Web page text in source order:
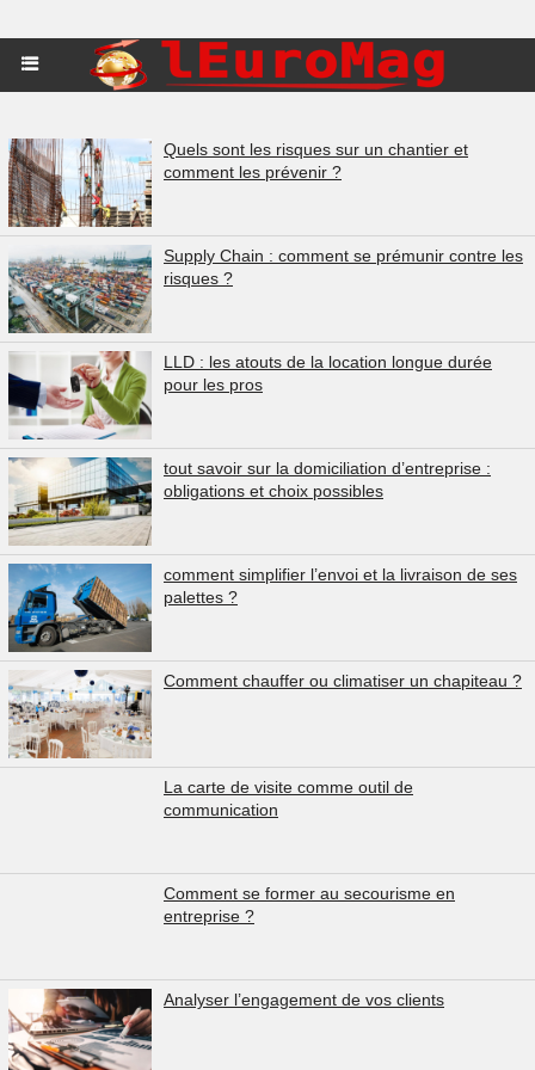
Quels sont les risques sur un chantier et
comment les prévenir ?
Supply Chain : comment se prémunir contre les
risques ?
LLD : les atouts de la location longue durée
pour les pros
tout savoir sur la domiciliation d’entreprise :
obligations et choix possibles
comment simplifier l’envoi et la livraison de ses
palettes ?
Comment chauffer ou climatiser un chapiteau ?
La carte de visite comme outil de
communication
Comment se former au secourisme en
entreprise ?
Analyser l’engagement de vos clients